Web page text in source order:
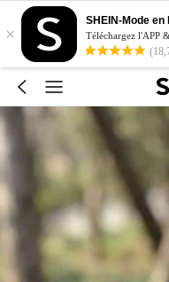
×
SHEIN-Mode en
Téléchargez l'APP